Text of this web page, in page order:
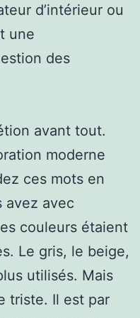
d’intérieur ou
une
des
avant tout.
moderne
ces mots en
avez avec
couleurs étaient
Le gris, le beige,
utilisés. Mais
triste. Il est par